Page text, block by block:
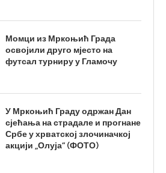
Момци из Мркоњић Града
освојили друго мјесто на
футсал турниру у Гламочу
У Мркоњић Граду одржан Дан
сјећања на страдале и прогнане
Србе у хрватској злочиначкој
акцији „Олуја“ (ФОТО)